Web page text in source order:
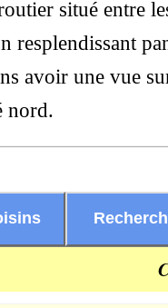
situé entre
resplendissant
avoir une vue
nord.